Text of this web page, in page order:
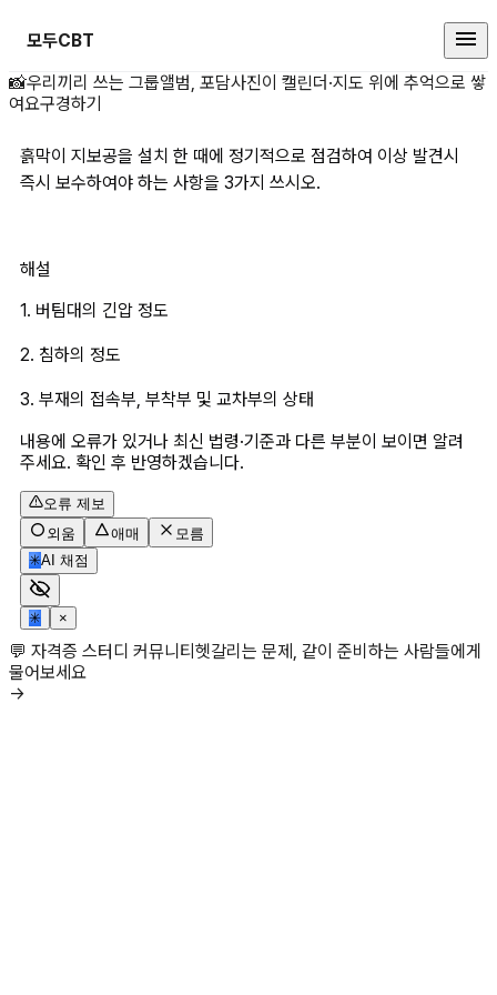
모두CBT
흙막이 지보공을 설치 한 때에 정
📸우리끼리 쓰는 그룹앨범, 포담사진이 캘린더·지도 위에 추억으로 쌓
여요구경하기
흙막이 지보공을 설치 한 때에 정기적으로 점검하여 이상 발견시
즉시 보수하여야 하는 사항을 3가지 쓰시오.
해설
1. 버팀대의 긴압 정도
2. 침하의 정도
3. 부재의 접속부, 부착부 및 교차부의 상태
내용에 오류가 있거나 최신 법령·기준과 다른 부분이 보이면 알려
주세요. 확인 후 반영하겠습니다.
오류 제보
외움
애매
모름
✳AI 채점
✳ ×
💬 자격증 스터디 커뮤니티헷갈리는 문제, 같이 준비하는 사람들에게
물어보세요
→